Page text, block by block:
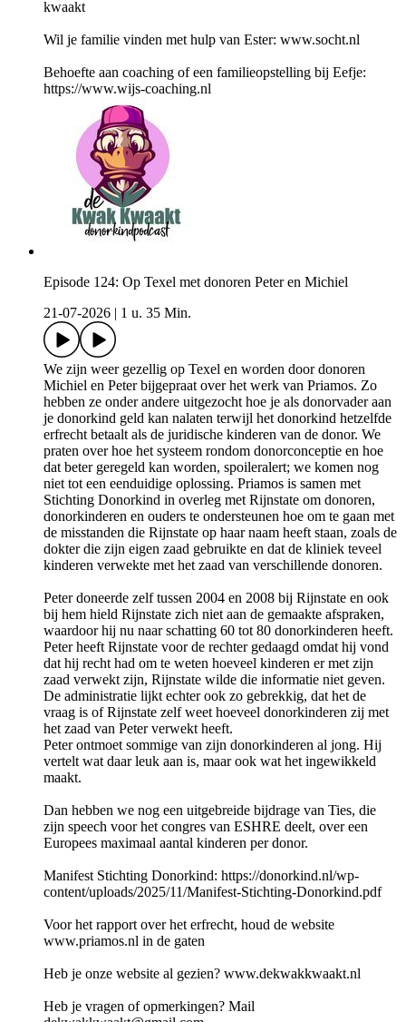
kwaakt
Wil je familie vinden met hulp van Ester: www.socht.nl
Behoefte aan coaching of een familieopstelling bij Eefje:
https://www.wijs-coaching.nl
Episode 124: Op Texel met donoren Peter en Michiel
21-07-2026
1 u. 35 Min.
We zijn weer gezellig op Texel en worden door donoren
Michiel en Peter bijgepraat over het werk van Priamos. Zo
hebben ze onder andere uitgezocht hoe je als donorvader aan
je donorkind geld kan nalaten terwijl het donorkind hetzelfde
erfrecht betaalt als de juridische kinderen van de donor. We
praten over hoe het systeem rondom donorconceptie en hoe
dat beter geregeld kan worden, spoileralert; we komen nog
niet tot een eenduidige oplossing. Priamos is samen met
Stichting Donorkind in overleg met Rijnstate om donoren,
donorkinderen en ouders te ondersteunen hoe om te gaan met
de misstanden die Rijnstate op haar naam heeft staan, zoals de
dokter die zijn eigen zaad gebruikte en dat de kliniek teveel
kinderen verwekte met het zaad van verschillende donoren.
Peter doneerde zelf tussen 2004 en 2008 bij Rijnstate en ook
bij hem hield Rijnstate zich niet aan de gemaakte afspraken,
waardoor hij nu naar schatting 60 tot 80 donorkinderen heeft.
Peter heeft Rijnstate voor de rechter gedaagd omdat hij vond
dat hij recht had om te weten hoeveel kinderen er met zijn
zaad verwekt zijn, Rijnstate wilde die informatie niet geven.
De administratie lijkt echter ook zo gebrekkig, dat het de
vraag is of Rijnstate zelf weet hoeveel donorkinderen zij met
het zaad van Peter verwekt heeft.
Peter ontmoet sommige van zijn donorkinderen al jong. Hij
vertelt wat daar leuk aan is, maar ook wat het ingewikkeld
maakt.
Dan hebben we nog een uitgebreide bijdrage van Ties, die
zijn speech voor het congres van ESHRE deelt, over een
Europees maximaal aantal kinderen per donor.
Manifest Stichting Donorkind: https://donorkind.nl/wp-
content/uploads/2025/11/Manifest-Stichting-Donorkind.pdf
Voor het rapport over het erfrecht, houd de website
www.priamos.nl in de gaten
Heb je onze website al gezien? www.dekwakkwaakt.nl
Heb je vragen of opmerkingen? Mail